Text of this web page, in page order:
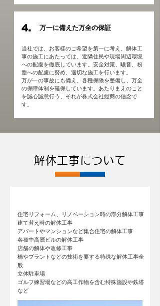
4. 万一に備えた万全の保証
当社では、お客様のご希望を第一に考え、解体工
事の施工にあたっては、近隣住民や現場周辺環境
への配慮を徹底しています。安全対策、騒音、粉
塵への配慮に努め、適切な施工を行います。
万が一の事故にも備え、各種保険を整備し、万全
の保障体制を確保しています。あたりまえのこと
を誠心誠意行う、それが株式会社総商の信念で
す。
解体工事について
住宅リフォーム、リノベーション時の部分解体工事
建て替え時の解体工事
アパートやマンションなど集合住宅の解体工事
各種中高層ビルの解体工事
店舗の解体や改修工事
橋やプラントなどの技術を要する特殊な解体工事全
般
立体駐車場
ゴルフ練習場などの高工作物を含む特殊施設や鉄塔
など